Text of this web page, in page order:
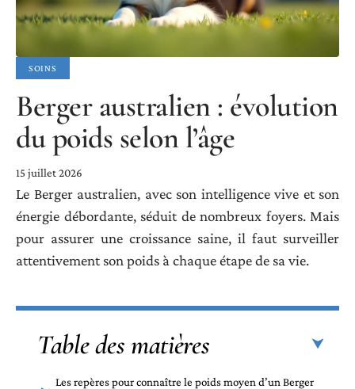
SOINS
Berger australien : évolution
du poids selon l’âge
15 juillet 2026
Le Berger australien, avec son intelligence vive et son
énergie débordante, séduit de nombreux foyers. Mais
pour assurer une croissance saine, il faut surveiller
attentivement son poids à chaque étape de sa vie.
Table des matières
Les repères pour connaître le poids moyen d’un Berger